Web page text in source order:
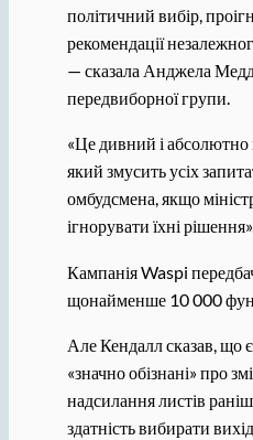
політичний вибір,
рекомендації
— сказала Анджела
передвиборної групи.
«Це дивний і
який змусить усіх
омбудсмена, якщо
ігнорувати їхні
Кампанія Waspi
щонайменше 10 000
Але Кендалл сказав, що
«значно обізнані» про
надсилання листів
здатність вибирати